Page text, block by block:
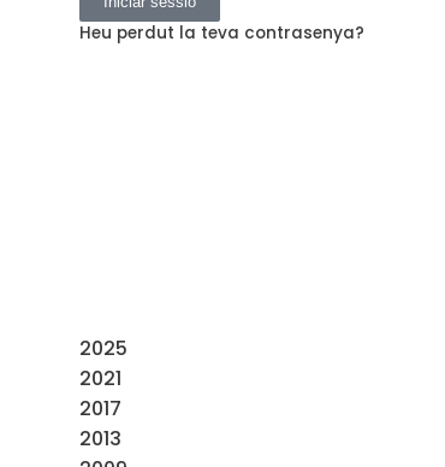
Heu perdut la teva contrasenya?
2025
2021
2017
2013